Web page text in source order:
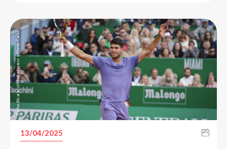
Carlos Alcaraz célèbre son sacre à Monte-Carlo.
13/04/2025